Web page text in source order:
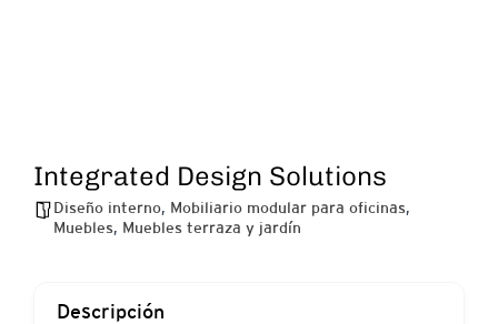
Integrated Design Solutions
Diseño interno, Mobiliario modular para oficinas,
Muebles, Muebles terraza y jardín
Descripción